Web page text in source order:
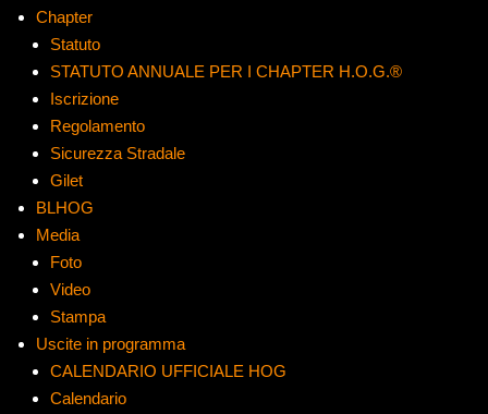
Chapter
Statuto
STATUTO ANNUALE PER I CHAPTER H.O.G.®
Iscrizione
Regolamento
Sicurezza Stradale
Gilet
BLHOG
Media
Foto
Video
Stampa
Uscite in programma
CALENDARIO UFFICIALE HOG
Calendario